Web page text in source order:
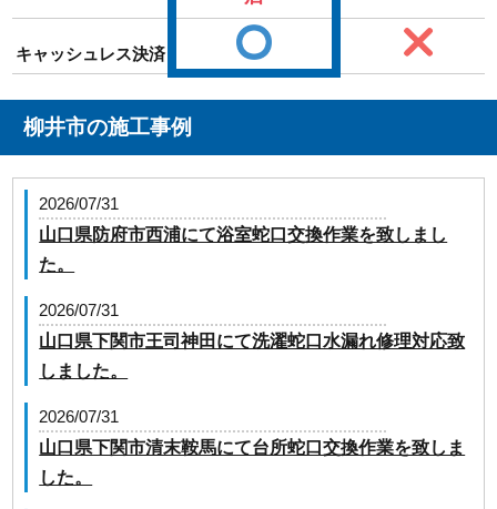
キャッシュレス決済
柳井市の施工事例
2026/07/31
山口県防府市西浦にて浴室蛇口交換作業を致しまし
た。
2026/07/31
山口県下関市王司神田にて洗濯蛇口水漏れ修理対応致
しました。
2026/07/31
山口県下関市清末鞍馬にて台所蛇口交換作業を致しま
した。